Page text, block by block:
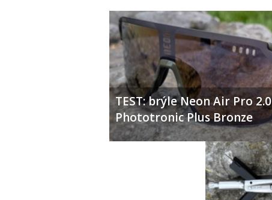
TEST: brýle Neon Air Pro 2.0
Phototronic Plus Bronze